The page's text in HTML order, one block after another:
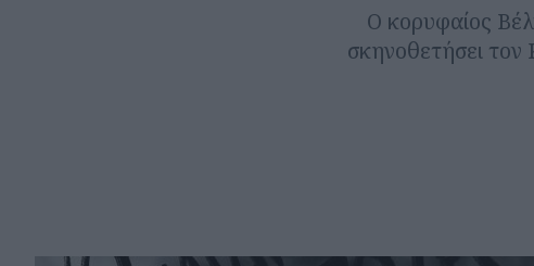
Ο κορυφαίος
σκηνοθετήσει